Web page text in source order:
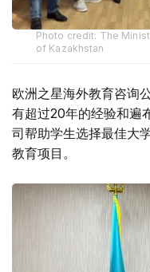
Photo credit: The
of Kazakhstan
欧洲之星海外教育咨询
有超过20年的经验和遍
司帮助学生选择最佳大
教育项目。